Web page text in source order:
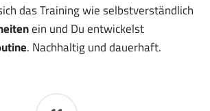
das Training wie selbstverständlich
ein und Du entwickelst
. Nachhaltig und dauerhaft.